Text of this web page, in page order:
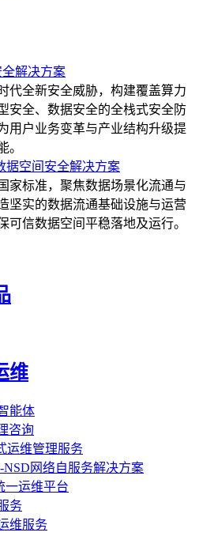
解决方案
代全新安全威胁，构建覆盖算力
安全、数据安全的全栈式安全防
用户业务变革与产业结构升级提
。
据空间安全解决方案
家标准，聚焦数据场景化流通与
坚实的数据流通基础设施与运营
可信数据空间平稳落地及运行。
维
能体
咨询
运维管理服务
NSD网络自服务解决方案
一运维平台
务
维服务